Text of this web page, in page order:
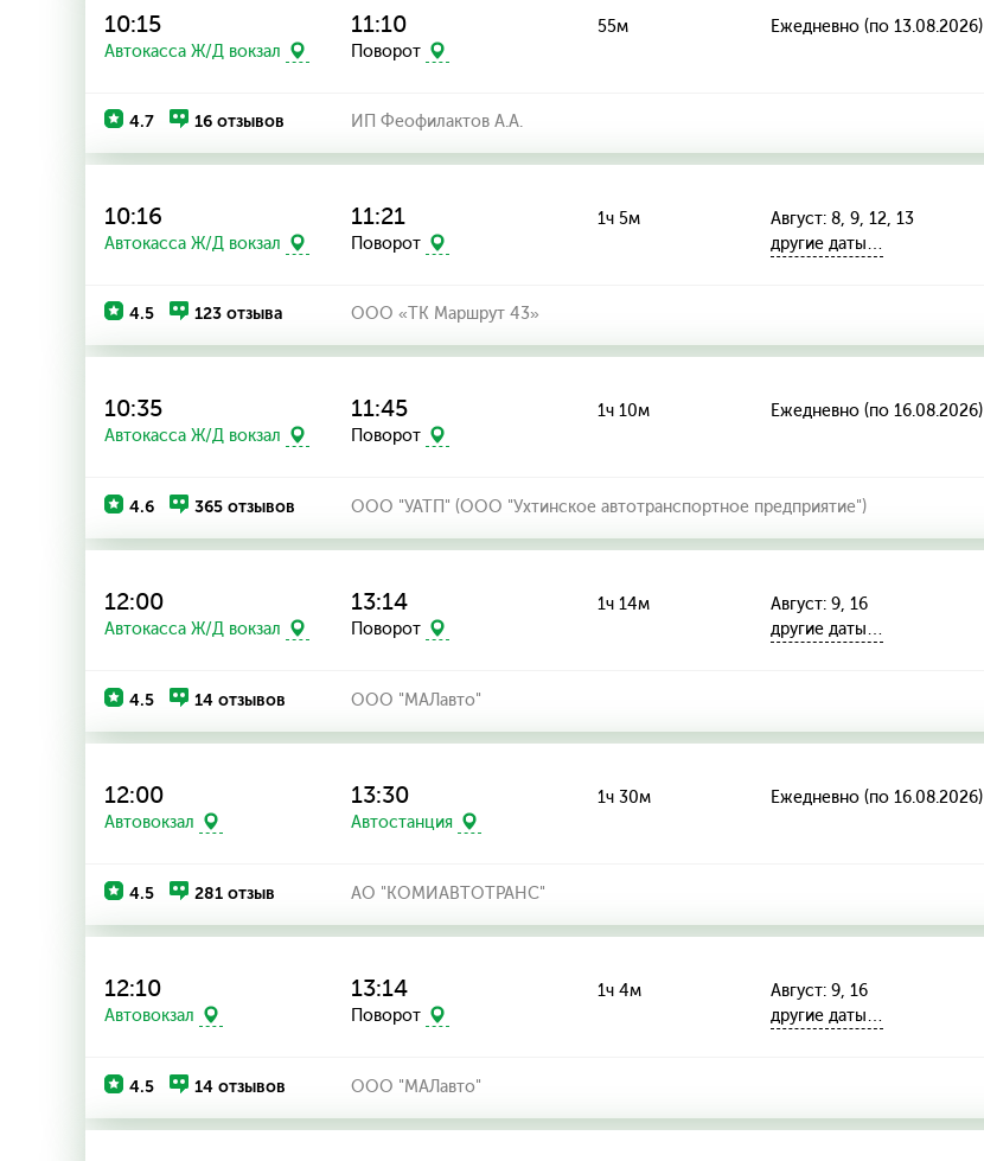
10:15
Автокасса Ж/Д вокзал
11:10
Поворот
55м Ежедневно (по 13.08.2026)
4.7 16 отзывов ИП Феофилактов А.А.
10:16
Автокасса Ж/Д вокзал
11:21
Поворот
1ч 5м
Август: 8, 9, 12, 13
другие даты…
4.5 123 отзыва ООО «ТК Маршрут 43»
10:35
Автокасса Ж/Д вокзал
11:45
Поворот
1ч 10м Ежедневно (по 16.08.2026)
4.6 365 отзывов ООО "УАТП" (ООО "Ухтинское автотранспортное предприятие")
12:00
Автокасса Ж/Д вокзал
13:14
Поворот
1ч 14м
Август: 9, 16
другие даты…
4.5 14 отзывов ООО "МАЛавто"
12:00
Автовокзал
13:30
Автостанция
1ч 30м Ежедневно (по 16.08.2026)
4.5 281 отзыв АО "КОМИАВТОТРАНС"
12:10
Автовокзал
13:14
Поворот
1ч 4м
Август: 9, 16
другие даты…
4.5 14 отзывов ООО "МАЛавто"